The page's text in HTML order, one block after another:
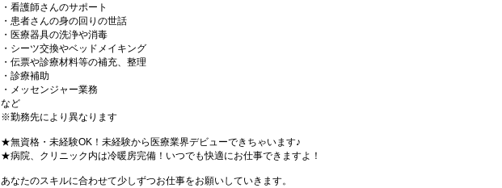
・看護師さんのサポート
・患者さんの身の回りの世話
・医療器具の洗浄や消毒
・シーツ交換やベッドメイキング
・伝票や診療材料等の補充、整理
・診療補助
・メッセンジャー業務
など
※勤務先により異なります
★無資格・未経験OK！未経験から医療業界デビューできちゃいます♪
★病院、クリニック内は冷暖房完備！いつでも快適にお仕事できますよ！
あなたのスキルに合わせて少しずつお仕事をお願いしていきます。